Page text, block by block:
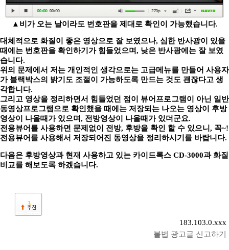
▲비가 오는 날이라도 번호판을 제대로 확인이 가능했습니다.
대체적으로 화질이 좋은 영상으로 잘 보였으나, 심한 반사광이 있을
때에는 번호판을 확인하기가 힘들었으며, 낮은 반사광에는 잘 보였
습니다.
위의 문제에서 저는 개인적인 생각으로는 고급메뉴를 만들어 사용자
가 블랙박스의 밝기도 조절이 가능하도록 만드는 것도 괜잖다고 생
각합니다.
그리고 영상을 정리하면서 힘들었던 점이 뷰어프로그램이 아닌 일반
동영상프로그램으로 확인했을 때에는 저장되는 나오는 영상이 후방
영상이 나올때가 있으며, 전방영상이 나올때가 있더군요.
전용뷰어를 사용하면 문제없이 전방, 후방을 확인 할 수 있으니, 꼭~!
전용뷰어를 사용해서 저장되어진 동영상을 정리하시기를 바랍니다.
다음은 후방영상과 현재 사용하고 있는 카이드록스 CD-3000과 화질
비교를 해보도록 하겠습니다.
3
183.103.0.xxx
불법 광고글 신고하기